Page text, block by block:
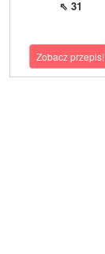
⇖ 31
Zobacz przepis!